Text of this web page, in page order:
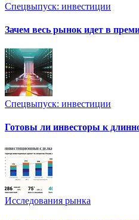
Спецвыпуск: инвестиции
Зачем весь рынок идет в
Спецвыпуск: инвестиции
Готовы ли инвесторы к
Исследования рынка